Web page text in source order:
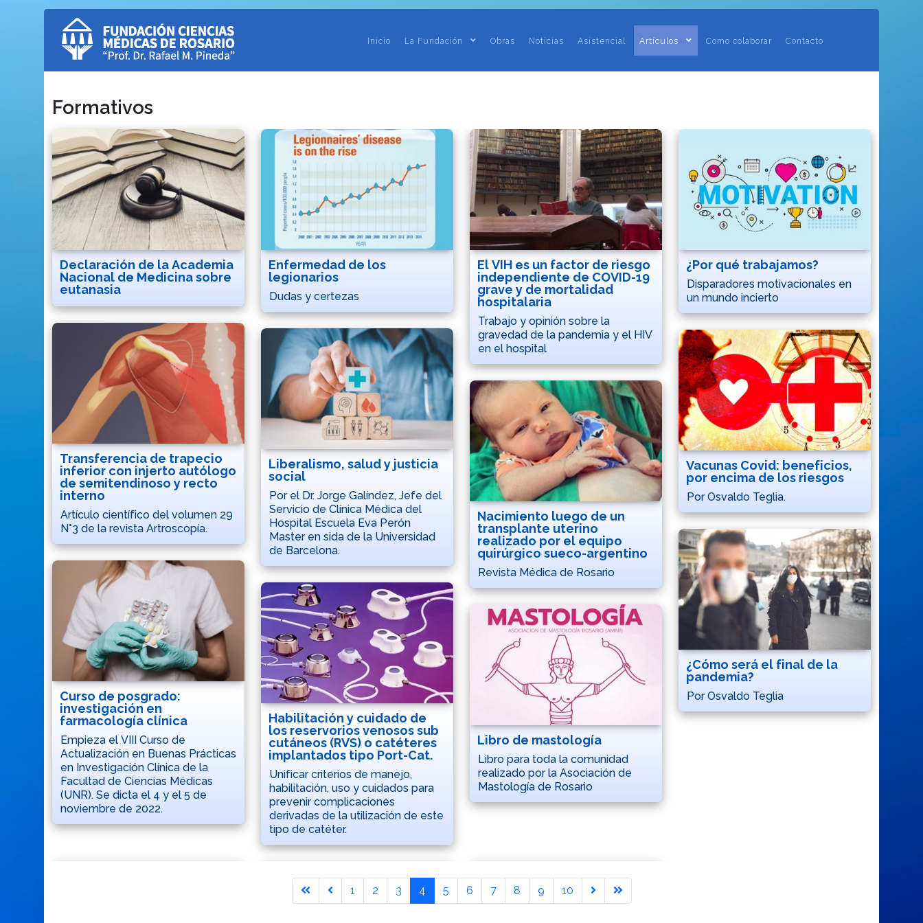
Inicio La Fundación Obras Noticias Asistencial Artículos Como colaborar Contacto
Formativos
Declaración de la Academia
Nacional de Medicina sobre
eutanasia
Transferencia de trapecio
inferior con injerto autólogo
de semitendinoso y recto
interno
Artículo científico del volumen 29
N°3 de la revista Artroscopía.
Curso de posgrado:
investigación en
farmacología clínica
Empieza el VIII Curso de
Actualización en Buenas Prácticas
en Investigación Clínica de la
Facultad de Ciencias Médicas
(UNR). Se dicta el 4 y el 5 de
noviembre de 2022.
Enfermedad de los
legionarios
Dudas y certezas
Liberalismo, salud y justicia
social
Por el Dr. Jorge Galíndez, Jefe del
Servicio de Clínica Médica del
Hospital Escuela Eva Perón
Master en sida de la Universidad
de Barcelona.
Habilitación y cuidado de
los reservorios venosos sub
cutáneos (RVS) o catéteres
implantados tipo Port-Cat.
Unificar criterios de manejo,
habilitación, uso y cuidados para
prevenir complicaciones
derivadas de la utilización de este
tipo de catéter.
El VIH es un factor de riesgo
independiente de COVID-19
grave y de mortalidad
hospitalaria
Trabajo y opinión sobre la
gravedad de la pandemia y el HIV
en el hospital
Nacimiento luego de un
transplante uterino
realizado por el equipo
quirúrgico sueco-argentino
Revista Médica de Rosario
Libro de mastología
Libro para toda la comunidad
realizado por la Asociación de
Mastología de Rosario
¿Por qué trabajamos?
Disparadores motivacionales en
un mundo incierto
Vacunas Covid: beneficios,
por encima de los riesgos
Por Osvaldo Teglia.
¿Cómo será el final de la
pandemia?
Por Osvaldo Teglia
1 2 3 4 5 6 7 8 9 10